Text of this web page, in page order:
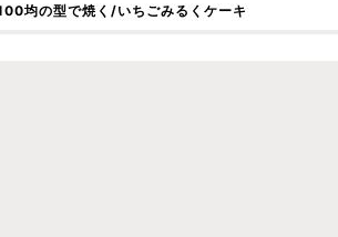
均の型で焼く/いちごみるくケーキ